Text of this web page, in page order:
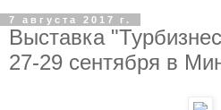
7 августа 2017 г.
Выставка
27-29 сентября в